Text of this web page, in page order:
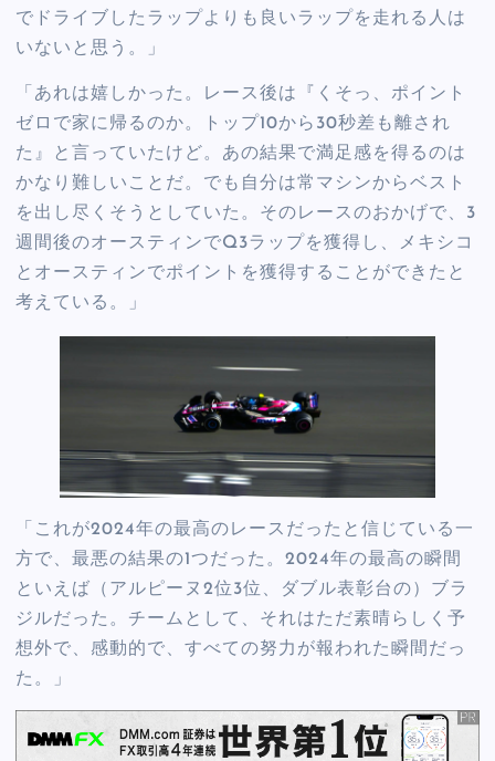
でドライブしたラップよりも良いラップを走れる人は
いないと思う。」
「あれは嬉しかった。レース後は『くそっ、ポイント
ゼロで家に帰るのか。トップ10から30秒差も離され
た』と言っていたけど。あの結果で満足感を得るのは
かなり難しいことだ。でも自分は常マシンからベスト
を出し尽くそうとしていた。そのレースのおかげで、3
週間後のオースティンでQ3ラップを獲得し、メキシコ
とオースティンでポイントを獲得することができたと
考えている。」
「これが2024年の最高のレースだったと信じている一
方で、最悪の結果の1つだった。2024年の最高の瞬間
といえば（アルピーヌ2位3位、ダブル表彰台の）ブラ
ジルだった。チームとして、それはただ素晴らしく予
想外で、感動的で、すべての努力が報われた瞬間だっ
た。」